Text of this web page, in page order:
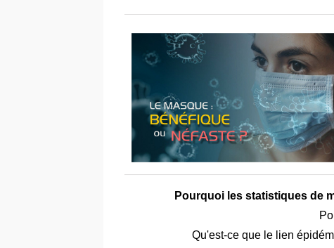
Pourquoi les statistiques de
Qu'est-ce que le lien